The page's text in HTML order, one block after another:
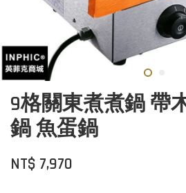
9格關東煮煮鍋 帶
鍋 魚蛋鍋
NT$ 7,970